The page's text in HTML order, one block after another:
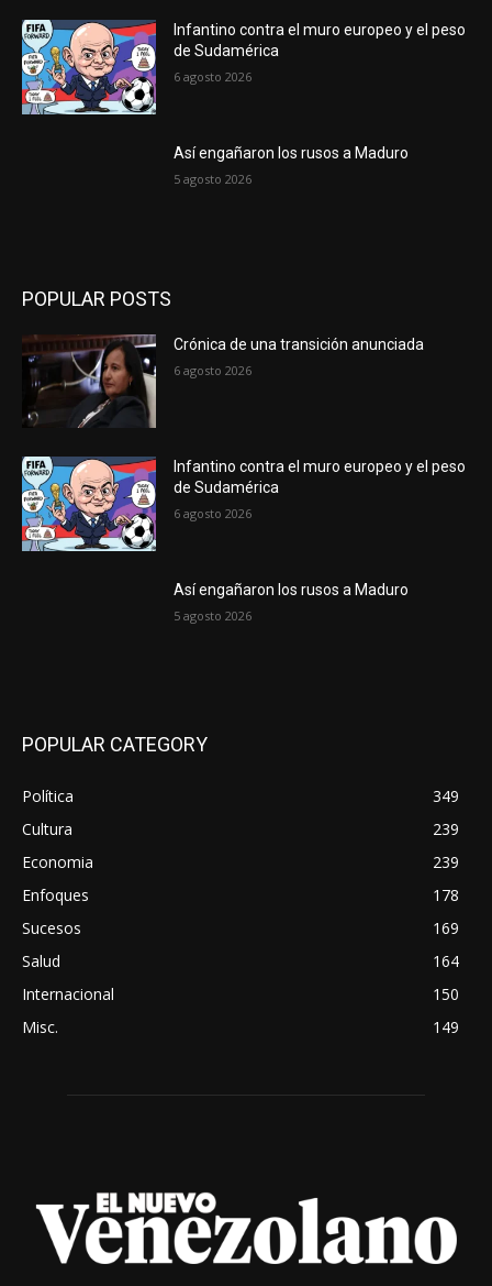
Infantino contra el muro europeo y el peso
de Sudamérica
6 agosto 2026
Así engañaron los rusos a Maduro
5 agosto 2026
POPULAR POSTS
Crónica de una transición anunciada
6 agosto 2026
Infantino contra el muro europeo y el peso
de Sudamérica
6 agosto 2026
Así engañaron los rusos a Maduro
5 agosto 2026
POPULAR CATEGORY
Política
349
Cultura
239
Economia
239
Enfoques
178
Sucesos
169
Salud
164
Internacional
150
Misc.
149